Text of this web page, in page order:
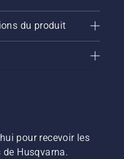
du produit
pour recevoir les
Husqvarna.